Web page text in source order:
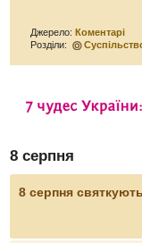
Джерело: Коментарі
Розділи:
8 серпня
8 серпня